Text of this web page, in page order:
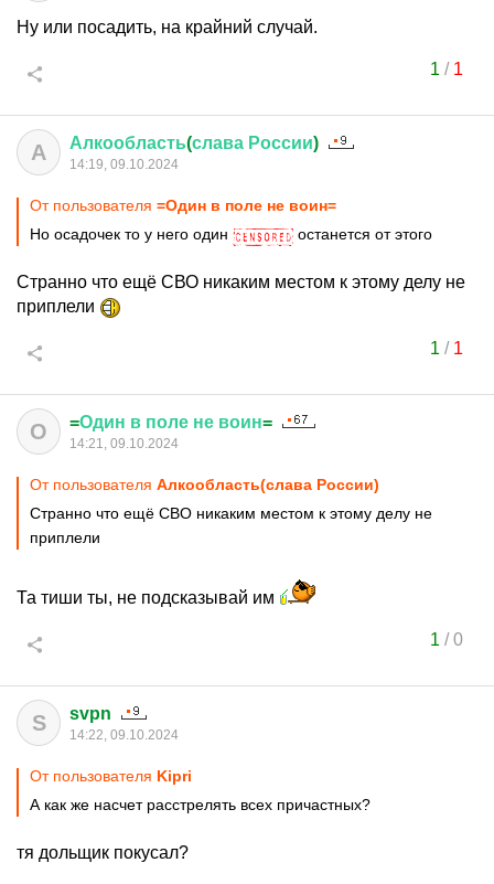
Ну или посадить, на крайний случай.
1 / 1
А Алкообласть(слава России)
14:19, 09.10.2024
От пользователя =Один в поле не воин=
Но осадочек то у него один
останется от этого
Странно что ещё СВО никаким местом к этому делу не
приплели
1 / 1
О =Один в поле не воин=
14:21, 09.10.2024
От пользователя Алкообласть(слава России)
Странно что ещё СВО никаким местом к этому делу не
приплели
Та тиши ты, не подсказывай им
1 /0
S svpn
14:22, 09.10.2024
От пользователя Kipri
А как же насчет расстрелять всех причастных?
тя дольщик покусал?